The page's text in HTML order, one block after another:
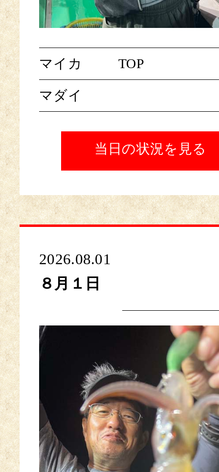
マイカ TOP
マダイ
当日の状況を見る
2026.08.01
８月１日